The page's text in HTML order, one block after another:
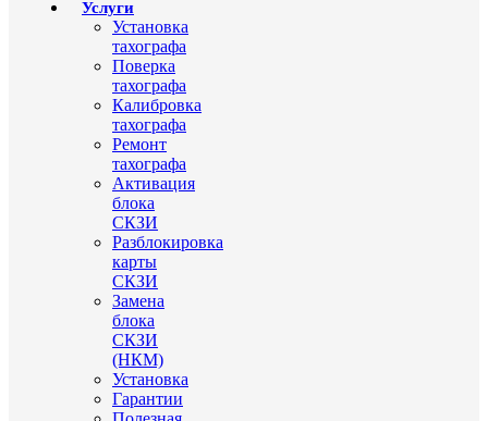
Услуги
Установка
тахографа
Поверка
тахографа
Калибровка
тахографа
Ремонт
тахографа
Активация
блока
СКЗИ
Разблокировка
карты
СКЗИ
Замена
блока
СКЗИ
(НКМ)
Установка
Гарантии